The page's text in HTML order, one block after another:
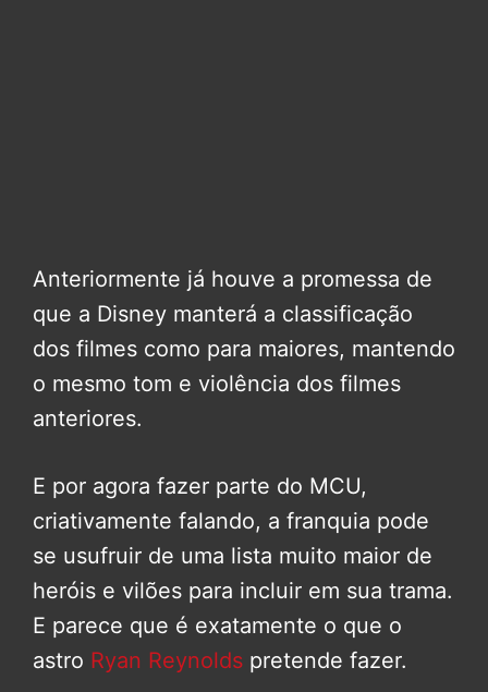
Anteriormente já houve a promessa de
que a Disney manterá a classificação
dos filmes como para maiores, mantendo
o mesmo tom e violência dos filmes
anteriores.
E por agora fazer parte do MCU,
criativamente falando, a franquia pode
se usufruir de uma lista muito maior de
heróis e vilões para incluir em sua trama.
E parece que é exatamente o que o
astro Ryan Reynolds pretende fazer.